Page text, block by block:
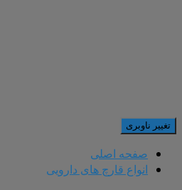
تغییر ناوبری
صفحه اصلی
انواع قارچ های دارویی